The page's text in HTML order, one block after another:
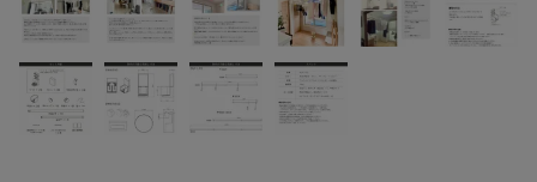
カテゴリーから選ぶ
メーカーから選ぶ
ご利用ガイド